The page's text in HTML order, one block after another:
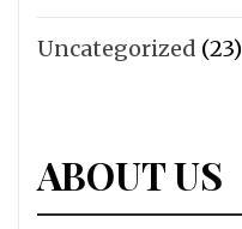
Uncategorized (23)
ABOUT US